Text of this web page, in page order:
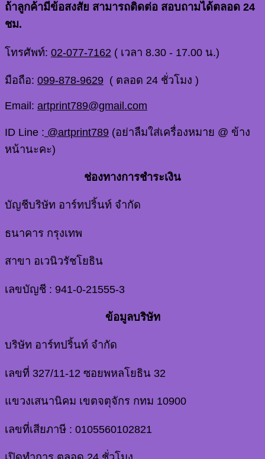
ถ้าลูกค้ามีข้อสงสัย สามารถติดต่อ สอบถามได้ตลอด 24
ชม.
โทรศัพท์: 02-077-7162 ( เวลา 8.30 - 17.00 น.)
มือถือ: 099-878-9629 ( ตลอด 24 ชั่วโมง )
Email: artprint789@gmail.com
ID Line : @artprint789 (อย่าลืมใส่เครื่องหมาย @ ข้าง
หน้านะคะ)
ช่องทางการชำระเงิน
บัญชีบริษัท อาร์ทปริ้นท์ จำกัด
ธนาคาร กรุงเทพ
สาขา อเวนิวรัชโยธิน
เลขบัญชี : 941-0-21555-3
ข้อมูลบริษัท
บริษัท อาร์ทปริ้นท์ จำกัด
เลขที่ 327/11-12 ซอยพหลโยธิน 32
แขวงเสนานิคม เขตจตุจักร กทม 10900
เลขที่เสียภาษี : 0105560102821